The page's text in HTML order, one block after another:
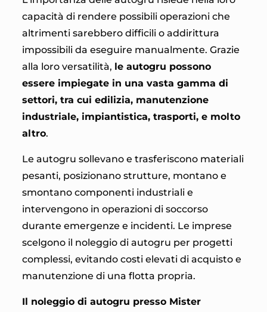
capacità di rendere possibili operazioni che
altrimenti sarebbero difficili o addirittura
impossibili da eseguire manualmente. Grazie
alla loro versatilità, le autogru possono
essere impiegate in una vasta gamma di
settori, tra cui edilizia, manutenzione
industriale, impiantistica, trasporti, e molto
altro.
Le autogru sollevano e trasferiscono materiali
pesanti, posizionano strutture, montano e
smontano componenti industriali e
intervengono in operazioni di soccorso
durante emergenze e incidenti. Le imprese
scelgono il noleggio di autogru per progetti
complessi, evitando costi elevati di acquisto e
manutenzione di una flotta propria.
Il noleggio di autogru presso Mister